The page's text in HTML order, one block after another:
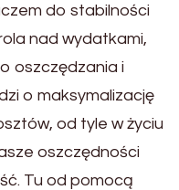
do stabilności
nad wydatkami,
oszczędzania i
o maksymalizację
od tyle w życiu
oszczędności
Tu od pomocą